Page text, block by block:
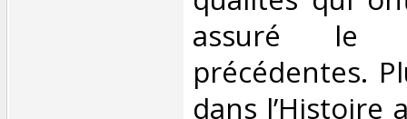
assuré le
précédentes.
dans l’Histoire